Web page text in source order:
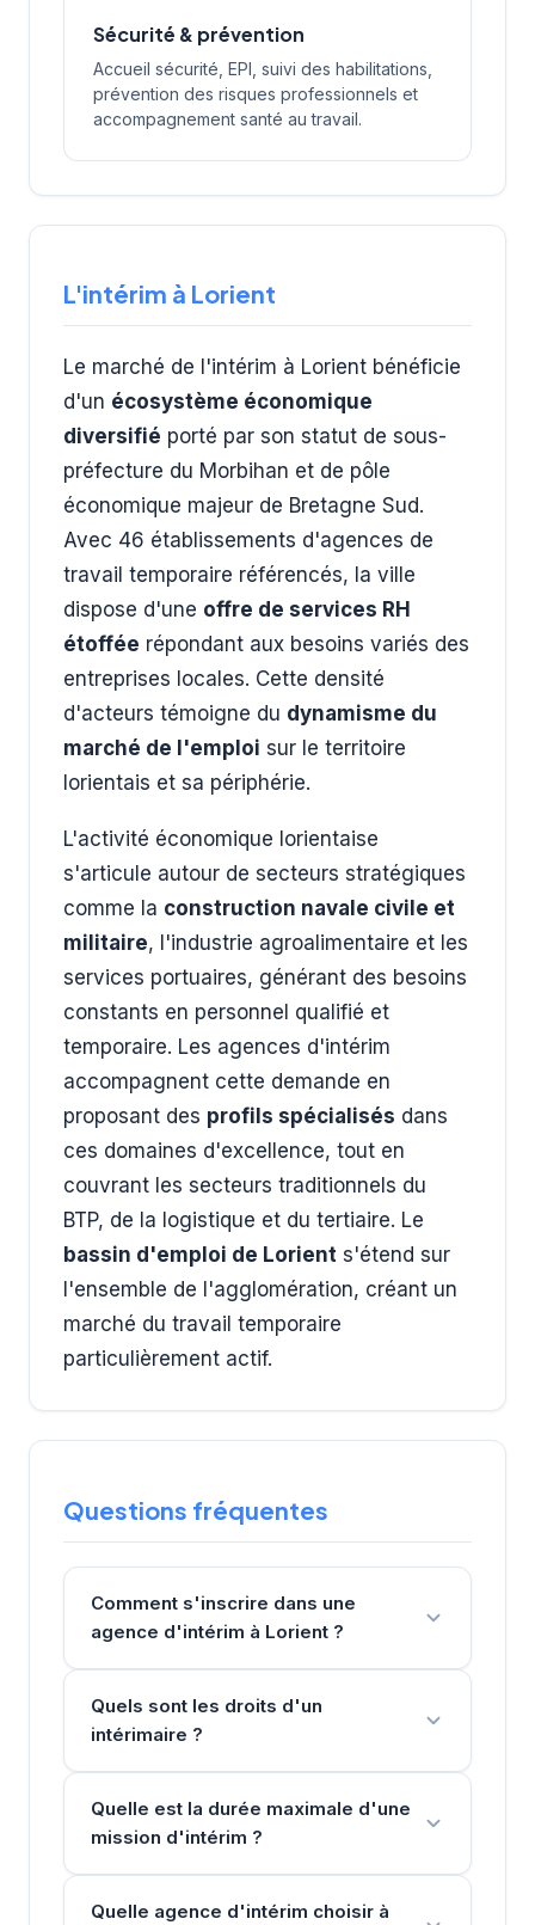
Sécurité & prévention
Accueil sécurité, EPI, suivi des habilitations,
prévention des risques professionnels et
accompagnement santé au travail.
L'intérim à Lorient
Le marché de l'intérim à Lorient bénéficie
d'un écosystème économique
diversifié porté par son statut de sous-
préfecture du Morbihan et de pôle
économique majeur de Bretagne Sud.
Avec 46 établissements d'agences de
travail temporaire référencés, la ville
dispose d'une offre de services RH
étoffée répondant aux besoins variés des
entreprises locales. Cette densité
d'acteurs témoigne du dynamisme du
marché de l'emploi sur le territoire
lorientais et sa périphérie.
L'activité économique lorientaise
s'articule autour de secteurs stratégiques
comme la construction navale civile et
militaire, l'industrie agroalimentaire et les
services portuaires, générant des besoins
constants en personnel qualifié et
temporaire. Les agences d'intérim
accompagnent cette demande en
proposant des profils spécialisés dans
ces domaines d'excellence, tout en
couvrant les secteurs traditionnels du
BTP, de la logistique et du tertiaire. Le
bassin d'emploi de Lorient s'étend sur
l'ensemble de l'agglomération, créant un
marché du travail temporaire
particulièrement actif.
Questions fréquentes
Comment s'inscrire dans une
agence d'intérim à Lorient ?
Quels sont les droits d'un
intérimaire ?
Quelle est la durée maximale d'une
mission d'intérim ?
Quelle agence d'intérim choisir à